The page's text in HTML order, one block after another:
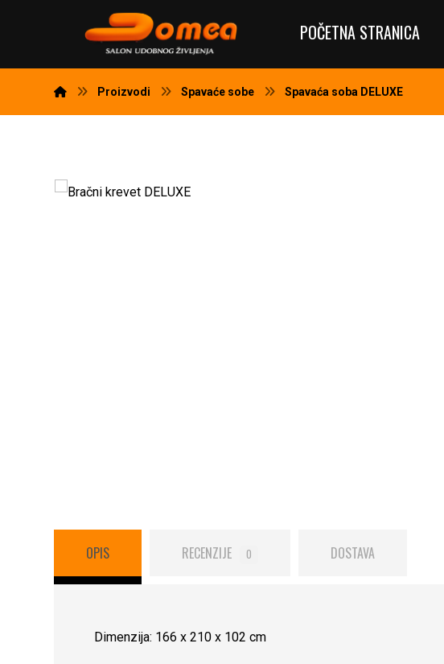
POČETNA STRANICA
Proizvodi Spavaće sobe Spavaća soba DELUXE
OPIS RECENZIJE 0 DOSTAVA
Dimenzija: 166 x 210 x 102 cm